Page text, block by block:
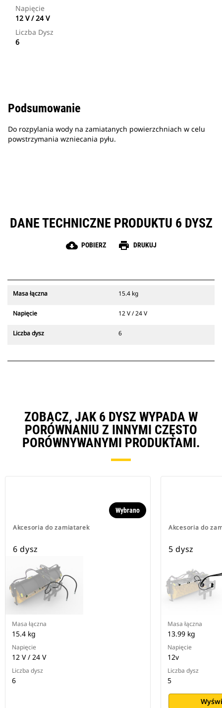
Napięcie
12 V / 24 V
Liczba Dysz
6
Podsumowanie
Do rozpylania wody na zamiatanych powierzchniach w celu
powstrzymania wzniecania pyłu.
DANE TECHNICZNE PRODUKTU 6 DYSZ
cloud_download POBIERZ print DRUKUJ
Masa łączna 15.4 kg
Napięcie 12 V / 24 V
Liczba dysz 6
ZOBACZ, JAK 6 DYSZ WYPADA W
PORÓWNANIU Z INNYMI CZĘSTO
PORÓWNYWANYMI PRODUKTAMI.
Akcesoria do zamiatarek
Wybrano
6 dysz
Masa łączna
15.4 kg
Napięcie
12 V / 24 V
Liczba dysz
6
Akcesoria do
5 dysz
Masa łączna
13.99 kg
Napięcie
12v
Liczba dysz
5